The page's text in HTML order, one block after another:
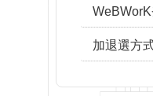
加退選方